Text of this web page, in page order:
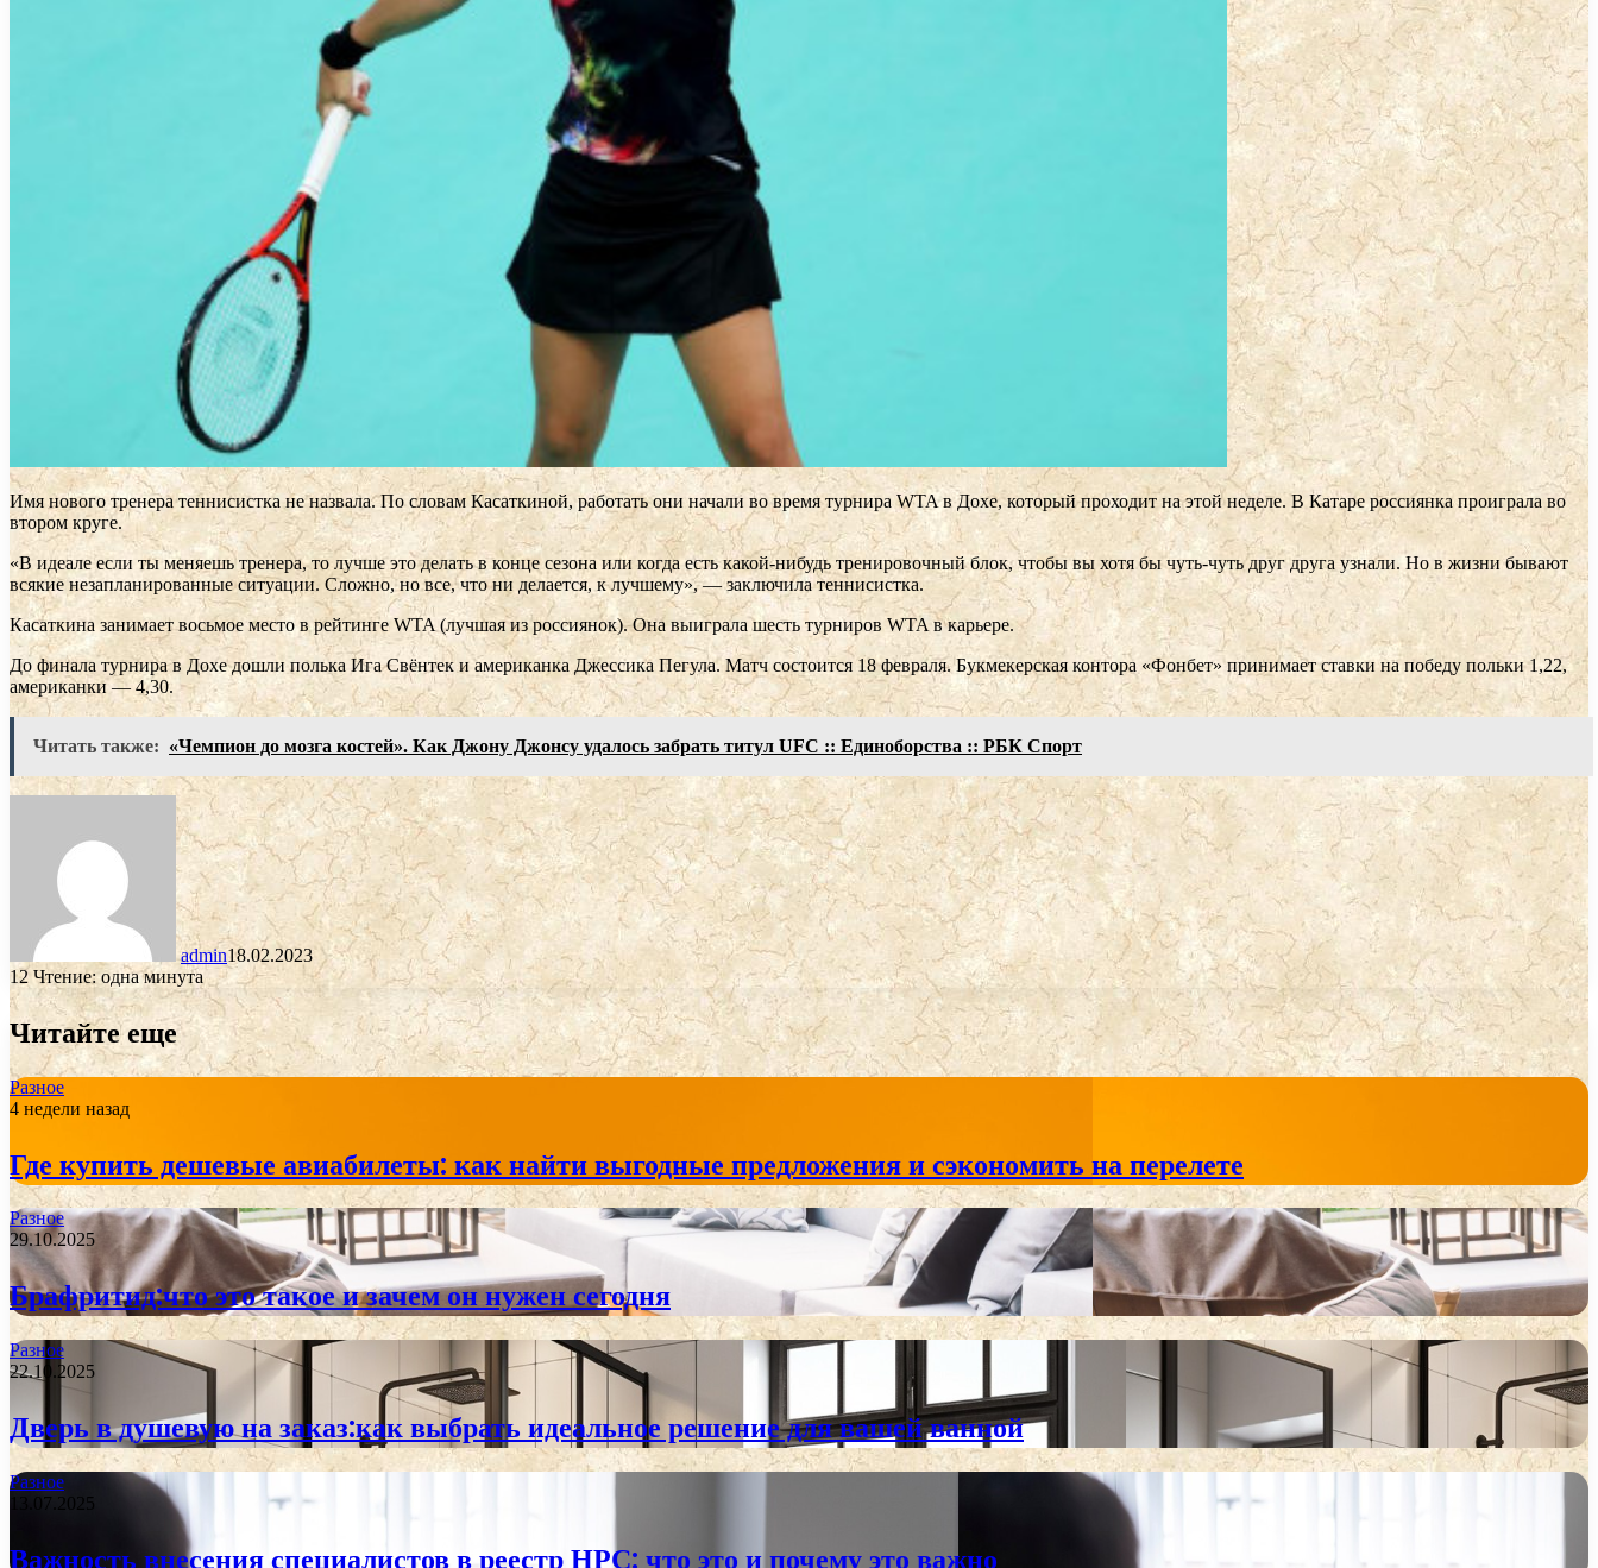
Имя нового тренера теннисистка не назвала. По словам Касаткиной, работать они начали во время турнира WTA в Дохе, который проходит на этой неделе. В Катаре россиянка проиграла во
втором круге.
«В идеале если ты меняешь тренера, то лучше это делать в конце сезона или когда есть какой-нибудь тренировочный блок, чтобы вы хотя бы чуть-чуть друг друга узнали. Но в жизни бывают
всякие незапланированные ситуации. Сложно, но все, что ни делается, к лучшему», — заключила теннисистка.
Касаткина занимает восьмое место в рейтинге WTA (лучшая из россиянок). Она выиграла шесть турниров WTA в карьере.
До финала турнира в Дохе дошли полька Ига Свёнтек и американка Джессика Пегула. Матч состоится 18 февраля. Букмекерская контора «Фонбет» принимает ставки на победу польки 1,22,
американки — 4,30.
Читать также: «Чемпион до мозга костей». Как Джону Джонсу удалось забрать титул UFC :: Единоборства :: РБК Спорт
admin18.02.2023
12 Чтение: одна минута
Читайте еще
Разное
4 недели назад
Где купить дешевые авиабилеты: как найти выгодные предложения и сэкономить на перелете
Разное
29.10.2025
Брафритид:что это такое и зачем он нужен сегодня
Разное
22.10.2025
Дверь в душевую на заказ:как выбрать идеальное решение для вашей ванной
Разное
13.07.2025
Важность внесения специалистов в реестр НРС: что это и почему это важно